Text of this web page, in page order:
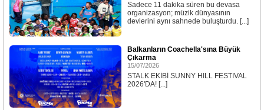
Sadece 11 dakika süren bu devasa
organizasyon; müzik dünyasının
devlerini aynı sahnede buluşturdu. [...]
Balkanların Coachella'sına Büyük
Çıkarma
15/07/2026
STALK EKİBİ SUNNY HILL FESTIVAL
2026'DA! [...]